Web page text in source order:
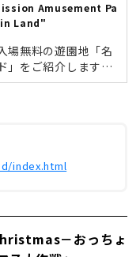
Amusement Pa
Land"
場無料の遊園地「名
」をご紹介します。
を支払うシステムな
スの場合は、地下
出口から徒歩5分ほ
、車でのアクセス
index.html
－おっちょ